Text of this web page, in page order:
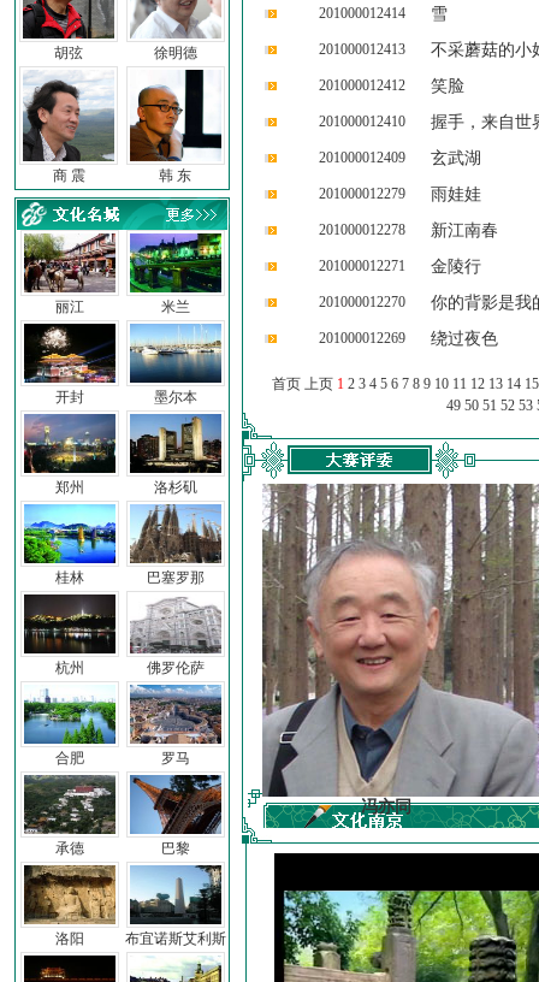
胡弦 徐明德
商 震 韩 东
丽江
开封
郑州
桂林
杭州
合肥
承德
洛阳
米兰
墨尔本
洛杉矶
巴塞罗那
佛罗伦萨
罗马
巴黎
布宜诺斯艾利斯
201000012414 雪
201000012413 不采蘑菇的小
201000012412 笑脸
201000012410 握手，来自世
201000012409 玄武湖
201000012279 雨娃娃
201000012278 新江南春
201000012271 金陵行
201000012270 你的背影是我
201000012269 绕过夜色
首页 上页 1 2 3 4 5 6 7 8 9 10 11 12 13 14 15
49 50 51 52 53
前子 冯亦同